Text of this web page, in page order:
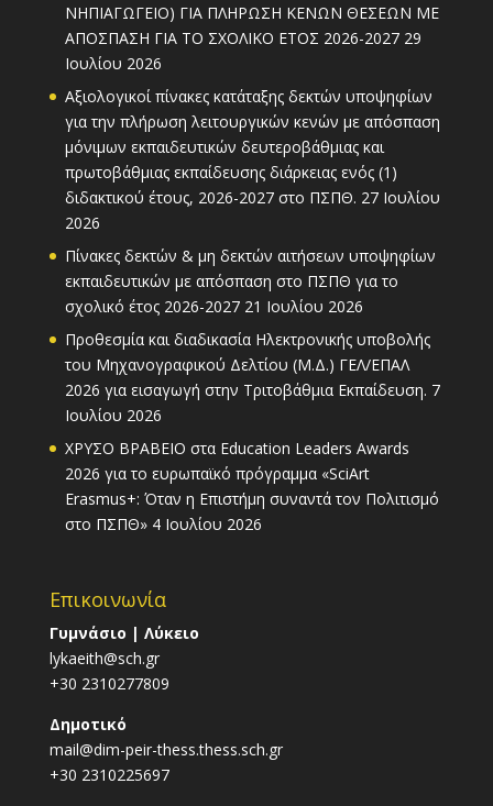
ΝΗΠΙΑΓΩΓΕΙΟ) ΓΙΑ ΠΛΗΡΩΣΗ ΚΕΝΩΝ ΘΕΣΕΩΝ ΜΕ
ΑΠΟΣΠΑΣΗ ΓΙΑ ΤΟ ΣΧΟΛΙΚΟ ΕΤΟΣ 2026-2027 29
Ιουλίου 2026
Αξιολογικοί πίνακες κατάταξης δεκτών υποψηφίων
για την πλήρωση λειτουργικών κενών με απόσπαση
μόνιμων εκπαιδευτικών δευτεροβάθμιας και
πρωτοβάθμιας εκπαίδευσης διάρκειας ενός (1)
διδακτικού έτους, 2026-2027 στο ΠΣΠΘ. 27 Ιουλίου
2026
Πίνακες δεκτών & μη δεκτών αιτήσεων υποψηφίων
εκπαιδευτικών με απόσπαση στο ΠΣΠΘ για το
σχολικό έτος 2026-2027 21 Ιουλίου 2026
Προθεσμία και διαδικασία Ηλεκτρονικής υποβολής
του Μηχανογραφικού Δελτίου (Μ.Δ.) ΓΕΛ/ΕΠΑΛ
2026 για εισαγωγή στην Τριτοβάθμια Εκπαίδευση. 7
Ιουλίου 2026
ΧΡΥΣΟ ΒΡΑΒΕΙΟ στα Education Leaders Awards
2026 για το ευρωπαϊκό πρόγραμμα «SciArt
Erasmus+: Όταν η Επιστήμη συναντά τον Πολιτισμό
στο ΠΣΠΘ» 4 Ιουλίου 2026
Επικοινωνία
Γυμνάσιο | Λύκειο
lykaeith@sch.gr
+30 2310277809
Δημοτικό
mail@dim-peir-thess.thess.sch.gr
+30 2310225697